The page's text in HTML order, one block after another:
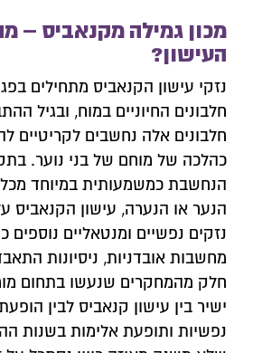
מכון גמילה מקנאביס –
העישון?
נזקי עישון הקנאביס מתחילים
חלבונים החיוניים במוח, ובגיל
חלבונים אלה נחשבים לקריטיים
כהלכה של מוחם של בני נוער.
הנחשבת כמשמעותית במיוחד מכל
הנער או הנערה, עישון הקנאביס
נזקים נפשיים ומנטאליים נוספים
מחשבות אובדניות, ניסיונות
חלק מהמחקרים שנעשו בתחום
ישיר בין עישון קנאביס לבין
נפשיות ותופעת אלימות בשנות